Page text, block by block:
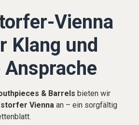
Vienna
Klang und
& Barrels bieten wir
Vienna an – ein sorgfältig